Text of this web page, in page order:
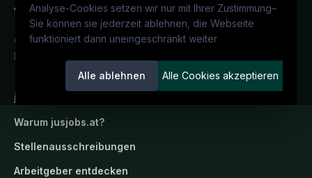
Analyse-Cookies setzen wir nur mit Ihrer Zustimmung–
Sie können sie jederzeit ablehnen, die Webseite
funktioniert dann uneingeschränkt weiter
Alle ablehnen Alle Cookies akzeptieren
Österreichs juristisches Karriereportal.
Ein Service der candidatis GmbH.
jusjobs.at
Warum jusjobs.at?
Stellenausschreibungen
Arbeitgeber entdecken